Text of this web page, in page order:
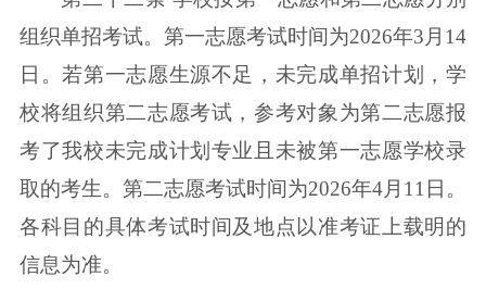
组织单招考试。第一志愿考试时间为2026年3月14
日。若第一志愿生源不足，未完成单招计划，学
校将组织第二志愿考试，参考对象为第二志愿报
考了我校未完成计划专业且未被第一志愿学校录
取的考生。第二志愿考试时间为2026年4月11日。
各科目的具体考试时间及地点以准考证上载明的
信息为准。